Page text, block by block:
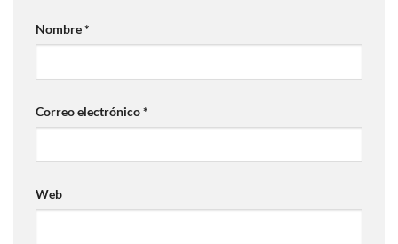
Nombre*
Correo electrónico*
Web